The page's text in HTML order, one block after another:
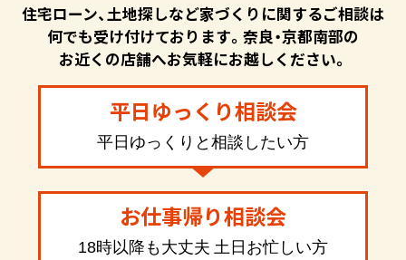
住宅ローン、土地探しなど家づくりに関するご相談は
何でも受け付けております。奈良・京都南部の
お近くの店舗へお気軽にお越しください。
平日ゆっくり相談会
平日ゆっくりと相談したい方
お仕事帰り相談会
18時以降も大丈夫 土日お忙しい方